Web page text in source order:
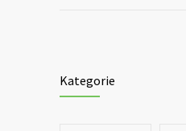
Kategorie